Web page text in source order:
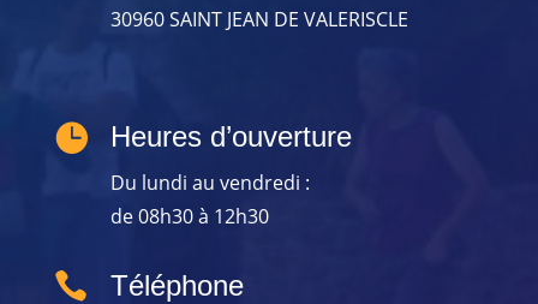
30960 SAINT JEAN DE VALERISCLE
 Heures d’ouverture
Du lundi au vendredi :
de 08h30 à 12h30
 Téléphone